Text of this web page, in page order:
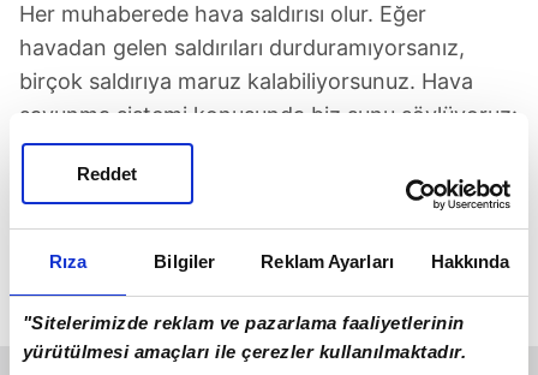
Rıza Bilgiler Reklam Ayarları Hakkında
"Sitelerimizde reklam ve pazarlama faaliyetlerinin
yürütülmesi amaçları ile çerezler kullanılmaktadır.
Reddet
Her muhaberede hava saldırısı olur. Eğer
havadan gelen saldırıları durduramıyorsanız,
birçok saldırıya maruz kalabiliyorsunuz. Hava
savunma sistemi konusunda biz şunu söylüyoruz:
şuanda kuvvetlerimizin kullanımında olan 4 tip
hava savunma sistemimiz var. 3-4 sene öncesine
kadar bu rakam sıfırdı. Korkut, Sungur, HİSAR A+,
HİSAR O+ devrede. Siper'in ilk atışını yaptık.
evrimleşeceği bir süreci yaşayacağız.